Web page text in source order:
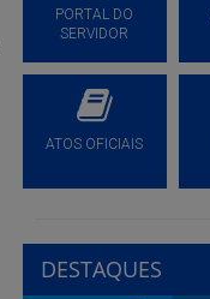
PORTAL DO
SERVIDOR
ATOS OFICIAIS
DESTAQUES